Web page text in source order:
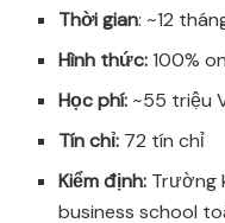
Thời gian: ~12
Hình thức:100%
Học phí: ~55 triệu
Tín chỉ: 72 tín chỉ
Kiểm định: Trường
business school